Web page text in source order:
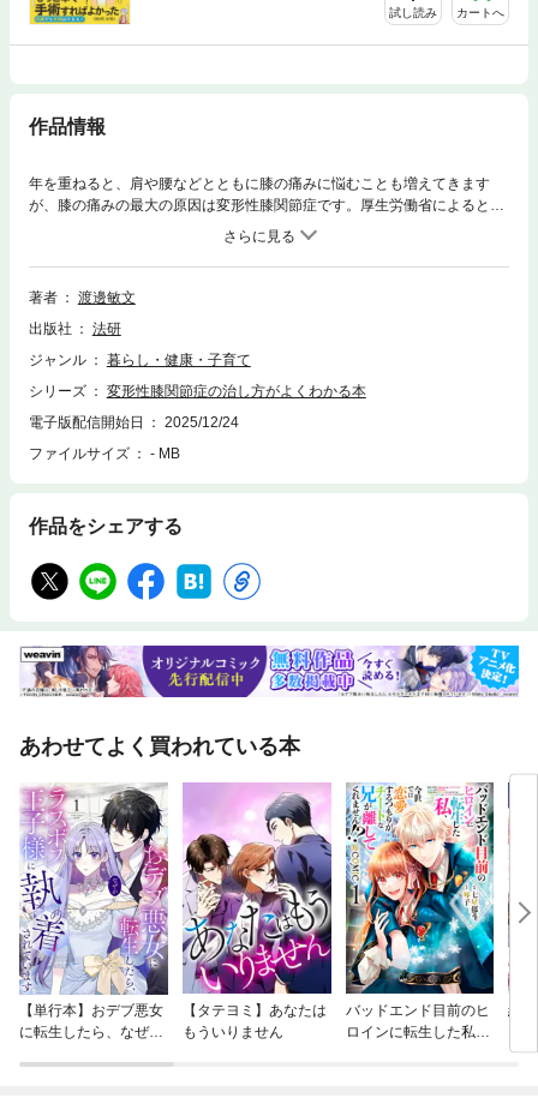
試し読み カートへ
作品情報
年を重ねると、肩や腰などとともに膝の痛みに悩むことも増えてきます
が、膝の痛みの最大の原因は変形性膝関節症です。厚生労働省によると、
この変形性膝関節症の症状を自覚する人は全国で１０００万人。潜在的な
患者数は３０００万人にものぼると推計され、40歳以上では有病率は55％
にもなります。 巷では、「膝の痛みは自分で治せる」、「サプリでよく
なる」、「サポーターで治せる」、「手術はいらない」など様々な情報が
い方法は整形外科で治療することです。 本書では、変形性膝関節症の保
存療法（手術でない治療法）から手術による治療法、そして新たな選択肢
著者
渡邊敏文
出版社
法研
ジャンル
暮らし・健康・子育て
シリーズ
変形性膝関節症の治し方がよくわかる本
電子版配信開始日
2025/12/24
ファイルサイズ
- MB
作品をシェアする
あわせてよく買われている本
【単行本】おデブ悪女
に転生したら、なぜか
【タテヨミ】あなたは
もういりません
バッドエンド目前のヒ
ロインに転生した私、
結